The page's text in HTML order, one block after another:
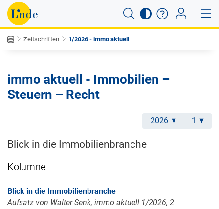
Zeitschriften 1/2026 - immo aktuell
immo aktuell - Immobilien –
Steuern – Recht
2026 1
Blick in die Immobilienbranche
Kolumne
Blick in die Immobilienbranche
Aufsatz von Walter Senk, immo aktuell 1/2026, 2